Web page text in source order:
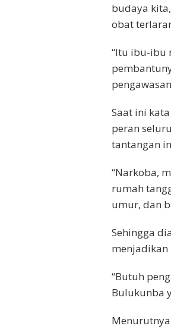
budaya
obat
“Itu ibu-ibu
Saat ini
peran
tantangan
“Narkoba,
rumah
umur, dan
Sehingga
menjadikan
“Butuh
Bulukunba